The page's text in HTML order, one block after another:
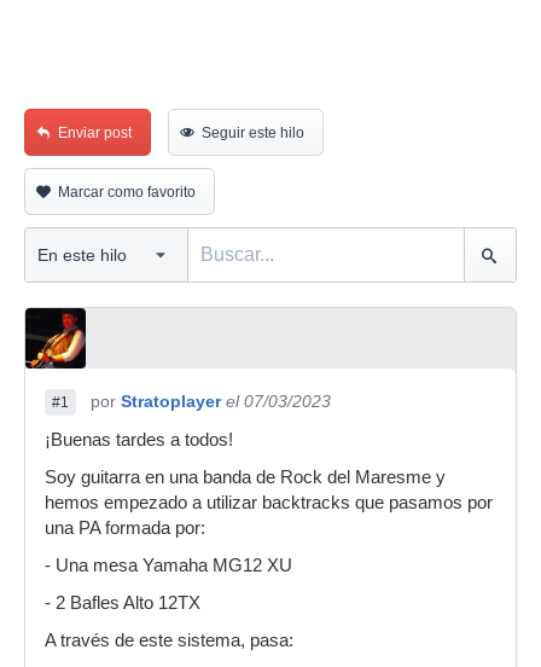
Enviar post Seguir este hilo
Marcar como favorito
#1 por Stratoplayer el 07/03/2023
¡Buenas tardes a todos!
Soy guitarra en una banda de Rock del Maresme y
hemos empezado a utilizar backtracks que pasamos por
una PA formada por:
- Una mesa Yamaha MG12 XU
- 2 Bafles Alto 12TX
A través de este sistema, pasa: